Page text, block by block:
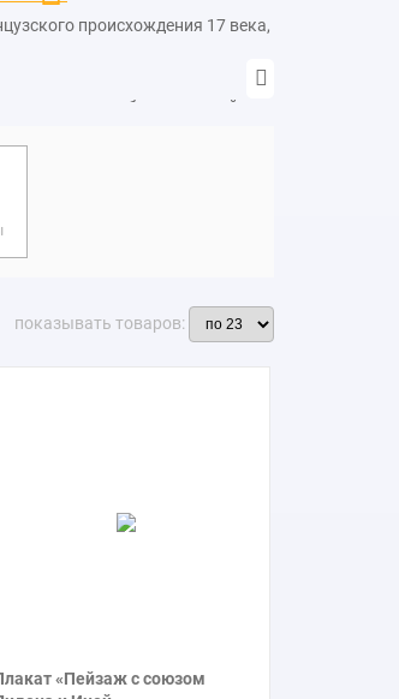
происхождения 17 века,
он даже работал с папой
библейские и
темперой, карандашом.
создает природу более
пейзаж», «Водопад в Тиволи»,
репродукции картин
показывать товаров:
«Пейзаж с союзом